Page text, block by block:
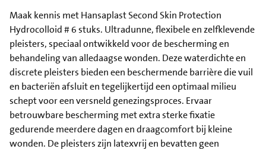
Maak kennis met Hansaplast Second Skin Protection
Hydrocolloid # 6 stuks. Ultradunne, flexibele en zelfklevende
pleisters, speciaal ontwikkeld voor de bescherming en
behandeling van alledaagse wonden. Deze waterdichte en
discrete pleisters bieden een beschermende barrière die vuil
en bacteriën afsluit en tegelijkertijd een optimaal milieu
schept voor een versneld genezingsproces. Ervaar
betrouwbare bescherming met extra sterke fixatie
gedurende meerdere dagen en draagcomfort bij kleine
wonden. De pleisters zijn latexvrij en bevatten geen